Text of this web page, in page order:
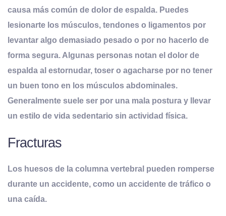
causa más común de dolor de espalda. Puedes
lesionarte los músculos, tendones o ligamentos por
levantar algo demasiado pesado o por no hacerlo de
forma segura. Algunas personas notan el dolor de
espalda al estornudar, toser o agacharse por no tener
un buen tono en los músculos abdominales.
Generalmente suele ser por una mala postura y llevar
un estilo de vida sedentario sin actividad física.
Fracturas
Los huesos de la columna vertebral pueden romperse
durante un accidente, como un accidente de tráfico o
una caída.